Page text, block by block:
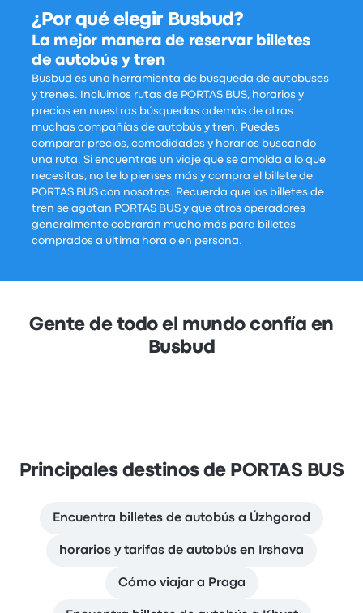
¿Por qué elegir Busbud?
La mejor manera de reservar billetes
de autobús y tren
Busbud es una herramienta de búsqueda de autobuses
y trenes. Incluimos rutas de PORTAS BUS, horarios y
precios en nuestras búsquedas además de otras
muchas compañías de autobús y tren. Puedes
comparar precios, comodidades y horarios buscando
una ruta. Si encuentras un viaje que se amolda a lo que
necesitas, no te lo pienses más y compra el billete de
PORTAS BUS con nosotros. Recuerda que los billetes de
tren se agotan PORTAS BUS y que otros operadores
generalmente cobrarán mucho más para billetes
comprados a última hora o en persona.
Gente de todo el mundo confía en
Busbud
Principales destinos de PORTAS BUS
Encuentra billetes de autobús a Úzhgorod
horarios y tarifas de autobús en Irshava
Cómo viajar a Praga